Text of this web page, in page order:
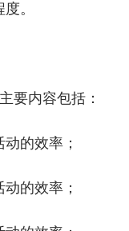
。
内容包括：
的效率；
的效率；